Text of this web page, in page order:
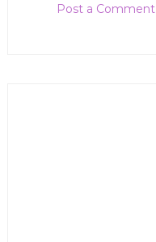
Post a Comment